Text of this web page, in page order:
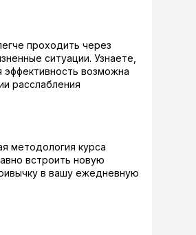
методология курса
встроить новую
в вашу ежедневную
проходить через
ситуации. Узнаете,
эффективность возможна
расслабления